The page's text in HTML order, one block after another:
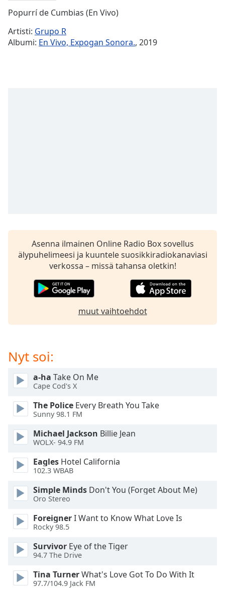
Time-
1x
settings
dialog
subtitles
selected
Fullscreen
modal
window.
Beginning
dialog
window.
cancel
and
close
window.
Text
Color
Popurrí de Cumbias (En Vivo)
Artisti: Grupo R
Albumi: En Vivo, Expogan Sonora., 2019
Asenna ilmainen Online Radio Box sovellus
älypuhelimeesi ja kuuntele suosikkiradiokanaviasi
verkossa – missä tahansa oletkin!
muut vaihtoehdot
Nyt soi:
a-ha Take On Me
Cape Cod's X
The Police Every Breath You Take
Sunny 98.1 FM
Michael Jackson Billie Jean
WOLX- 94.9 FM
Eagles Hotel California
102.3 WBAB
Simple Minds Don't You (Forget About Me)
Oro Stereo
ForeignerI Want to Know What Love Is
Rocky 98.5
Survivor Eye of the Tiger
94.7 The Drive
Tina TurnerWhat's Love Got To Do With It
97.7/104.9 Jack FM